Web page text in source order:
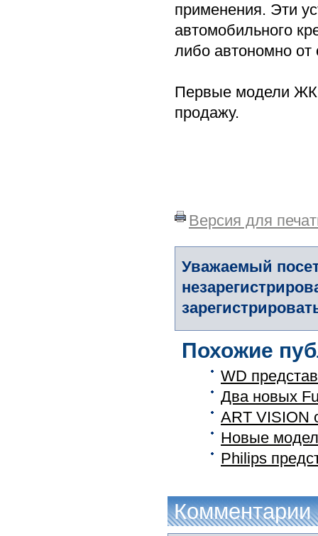
применения. Эти
автомобильного
либо автономно от
Первые модели ЖК-
продажу.
Версия для
Уважаемый
Похожие
WD
Два новых
ART VISION
Новые
Philips
Комментарии